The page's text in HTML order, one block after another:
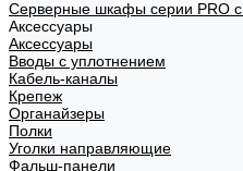
Серверные шкафы серии PRO
Аксессуары
Аксессуары
Вводы с уплотнением
Кабель-каналы
Крепеж
Органайзеры
Полки
Уголки направляющие
Фальш-панели